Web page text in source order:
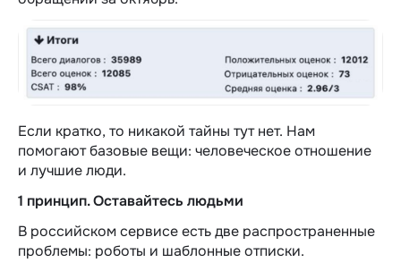
Если кратко, то никакой тайны тут нет. Нам
помогают базовые вещи: человеческое отношение
и лучшие люди.
1 принцип. Оставайтесь людьми
В российском сервисе есть две распространенные
проблемы: роботы и шаблонные отписки.